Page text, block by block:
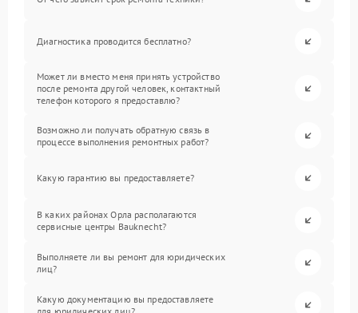
Диагностика проводится бесплатно?
Может ли вместо меня принять устройство
после ремонта другой человек, контактный
телефон которого я предоставлю?
Возможно ли получать обратную связь в
процессе выполнения ремонтных работ?
Какую гарантию вы предоставляете?
В каких районах Орла располагаются
сервисные центры Bauknecht?
Выполняете ли вы ремонт для юридических
лиц?
Какую документацию вы предоставляете